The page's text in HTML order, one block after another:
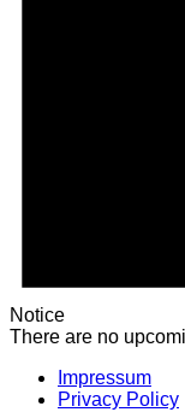
Notice
There are no
Impressum
Privacy Policy